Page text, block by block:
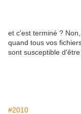
et c'est terminé ?
quand tous vos
sont susceptible
#2010